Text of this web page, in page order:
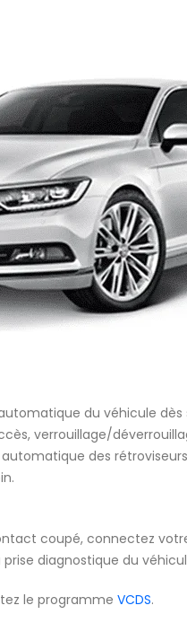
du véhicule
verrouillage/
des
coupé, connectez
diagnostique du
le programme VCDS.